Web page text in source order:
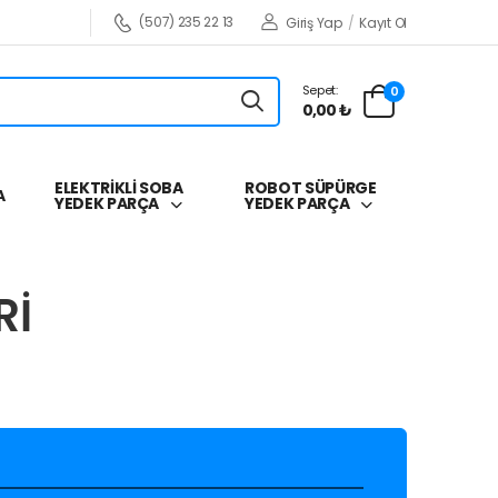
(507) 235 22 13 Giriş Yap / Kayıt Ol
Sepet:
0,00 ₺
0
ELEKTRİKLİ SOBA
YEDEK PARÇA
ROBOT SÜPÜRGE
YEDEK PARÇA